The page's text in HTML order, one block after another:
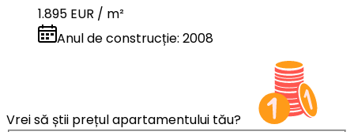
1.895 EUR / m²
Anul de construcție: 2008
Vrei să știi prețul apartamentului tău?